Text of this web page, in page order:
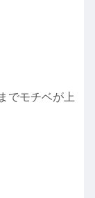
でモチベが上